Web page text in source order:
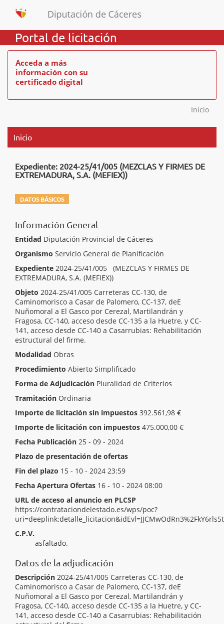
Portal de licitación
Acceda a más
información con su
certificado digital
Inicio
Inicio
Expediente: 2024-25/41/005 (MEZCLAS Y FIRMES DE
EXTREMADURA, S.A. (MEFIEX))
DATOS BÁSICOS
Información General
Entidad Diputación Provincial de Cáceres
Organismo Servicio General de Planificación
Expediente 2024-25/41/005 (MEZCLAS Y FIRMES DE
EXTREMADURA, S.A. (MEFIEX))
Objeto 2024-25/41/005 Carreteras CC-130, de
Caminomorisco a Casar de Palomero, CC-137, deE
Nuñomoral a El Gasco por Cerezal, Martilandrán y
Fragosa, CC-140, acceso desde CC-135 a la Huetre, y CC-
141, acceso desde CC-140 a Casarrubias: Rehabilitación
estructural del firme.
Modalidad Obras
Procedimiento Abierto Simplificado
Forma de Adjudicación Pluralidad de Criterios
Tramitación Ordinaria
Importe de licitación sin impuestos 392.561,98 €
Importe de licitación con impuestos 475.000,00 €
Fecha Publicación 25 - 09 - 2024
Plazo de presentación de ofertas
Inicio del plazo 26 - 09 - 2024 00:00
Fin del plazo 15 - 10 - 2024 23:59
Fecha Apertura Ofertas 16 - 10 - 2024 08:00
URL de acceso al anuncio en PLCSP
https://contrataciondelestado.es/wps/poc?
C.P.V.
asfaltado.
Datos de la adjudicación
Descripción 2024-25/41/005 Carreteras CC-130, de
Caminomorisco a Casar de Palomero, CC-137, deE
Nuñomoral a El Gasco por Cerezal, Martilandrán y
Fragosa, CC-140, acceso desde CC-135 a la Huetre, y CC-
141, acceso desde CC-140 a Casarrubias: Rehabilitación